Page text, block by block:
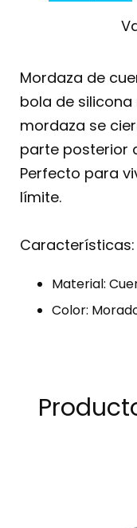
Mordaza de
bola de silicona
mordaza se
parte posterior
Perfecto para
límite.
Características:
Material:
Color: